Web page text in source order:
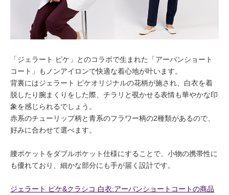
「ジェラート ピケ」とのコラボで生まれた「アーバンショート
コート」もノンアイロンで快適な着心地が叶います。
背裏にはジェラート ピケオリジナルの花柄が施され、白衣を着
脱したり腕まくりをした際、チラリと覗かせる表情も華やかな印
象を感じられるでしょう。
赤系のチューリップ柄と青系のフラワー柄の2種類があるので、
好みに合わせて選べます。
腰ポケットをダブルポケット仕様にすることで、小物の携帯性に
も優れており、細かな部分にも手が届く設計です。
ジェラート ピケ&クラシコ 白衣:アーバンショートコートの商品